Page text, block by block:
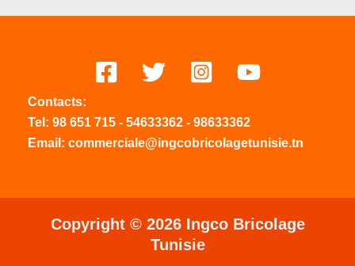
Contacts:
Tel: 98 651 715 - 54633362 - 98633362
Email: commerciale@ingcobricolagetunisie.tn
Copyright © 2026 Ingco Bricolage
Tunisie